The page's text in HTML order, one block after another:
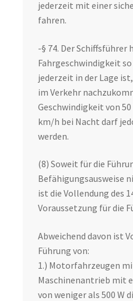
jederzeit mit einer
fahren.
-§ 74. Der Schiffsführer
Fahrgeschwindigkeit
jederzeit in der Lage
im Verkehr
Geschwindigkeit von
km/h bei Nacht darf
werden.
(8) Soweit für die
Befähigungsausweise
ist die Vollendung des
Voraussetzung für die
Abweichend davon ist
Führung von:
1.) Motorfahrzeugen
Maschinenantrieb mit
von weniger als 500 W